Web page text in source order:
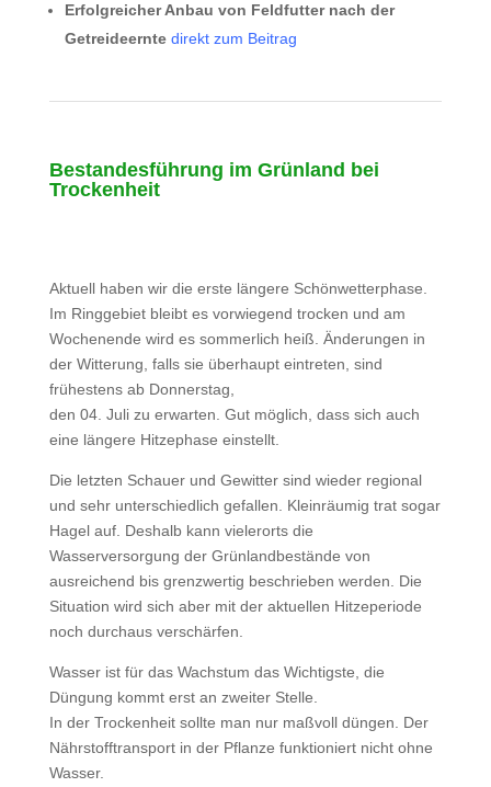
Erfolgreicher Anbau von Feldfutter nach der
Getreideernte direkt zum Beitrag
Bestandesführung im Grünland bei
Trockenheit
Aktuell haben wir die erste längere Schönwetterphase.
Im Ringgebiet bleibt es vorwiegend trocken und am
Wochenende wird es sommerlich heiß. Änderungen in
der Witterung, falls sie überhaupt eintreten, sind
frühestens ab Donnerstag,
den 04. Juli zu erwarten. Gut möglich, dass sich auch
eine längere Hitzephase einstellt.
Die letzten Schauer und Gewitter sind wieder regional
und sehr unterschiedlich gefallen. Kleinräumig trat sogar
Hagel auf. Deshalb kann vielerorts die
Wasserversorgung der Grünlandbestände von
ausreichend bis grenzwertig beschrieben werden. Die
Situation wird sich aber mit der aktuellen Hitzeperiode
noch durchaus verschärfen.
Wasser ist für das Wachstum das Wichtigste, die
Düngung kommt erst an zweiter Stelle.
In der Trockenheit sollte man nur maßvoll düngen. Der
Nährstofftransport in der Pflanze funktioniert nicht ohne
Wasser.